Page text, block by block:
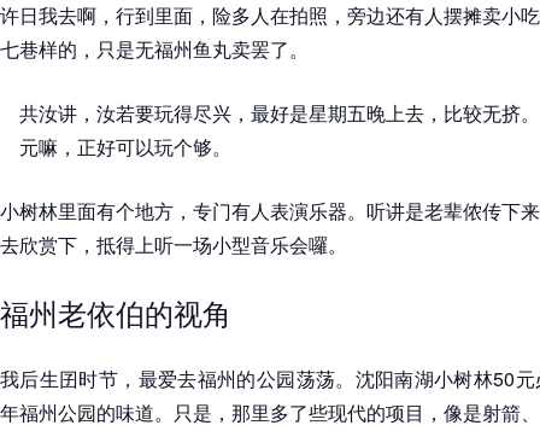
许日我去啊，行到里面，险多人在拍照，旁边还有人摆摊卖小
七巷样的，只是无福州鱼丸卖罢了。
共汝讲，汝若要玩得尽兴，最好是星期五晚上去，比较无挤
元嘛，正好可以玩个够。
小树林里面有个地方，专门有人表演乐器。听讲是老辈侬传下
去欣赏下，抵得上听一场小型音乐会囉。
福州老依伯的视角
我后生囝时节，最爱去福州的公园荡荡。沈阳南湖小树林50
年福州公园的味道。只是，那里多了些现代的项目，像是射箭